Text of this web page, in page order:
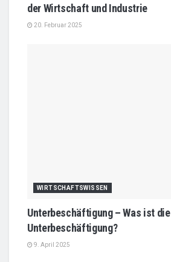
der Wirtschaft und Industrie
20. Februar 2025
WIRTSCHAFTSWISSEN
Unterbeschäftigung – Was ist die
Unterbeschäftigung?
9. April 2025